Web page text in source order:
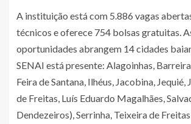
A instituição está com 5.886 vagas
técnicos e oferece 754 bolsas gratuitas.
oportunidades abrangem 14 cidades
SENAI está presente: Alagoinhas,
Feira de Santana, Ilhéus, Jacobina, Jequié,
de Freitas, Luís Eduardo Magalhães,
Dendezeiros), Serrinha, Teixeira de